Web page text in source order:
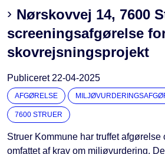
Nørskovvej 14, 7600
screeningsafgørelse
skovrejsningsprojekt
Publiceret 22-04-2025
AFGØRELSE
7600 STRUER
Struer Kommune har truffet afgørelse
omfattet af krav om miljøvurdering.